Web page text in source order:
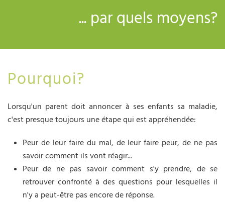
... par quels moyens?
Pourquoi?
Lorsqu'un parent doit annoncer à ses enfants sa maladie,
c'est presque toujours une étape qui est appréhendée:
Peur de leur faire du mal, de leur faire peur, de ne pas
savoir comment ils vont réagir...
Peur de ne pas savoir comment s'y prendre, de se
retrouver confronté à des questions pour lesquelles il
n'y a peut-être pas encore de réponse.